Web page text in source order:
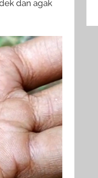
dan agak